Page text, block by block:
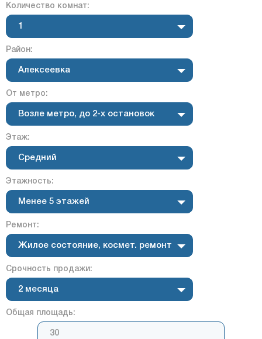
Количество комнат:
1
Район:
Алексеевка
От метро:
Возле метро, до 2-х остановок
Этаж:
Средний
Этажность:
Менее 5 этажей
Ремонт:
Жилое состояние, космет. ремонт
Срочность продажи:
2 месяца
Общая площадь: